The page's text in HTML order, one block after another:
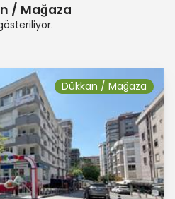
/ Mağaza
Dükkan / Mağaza